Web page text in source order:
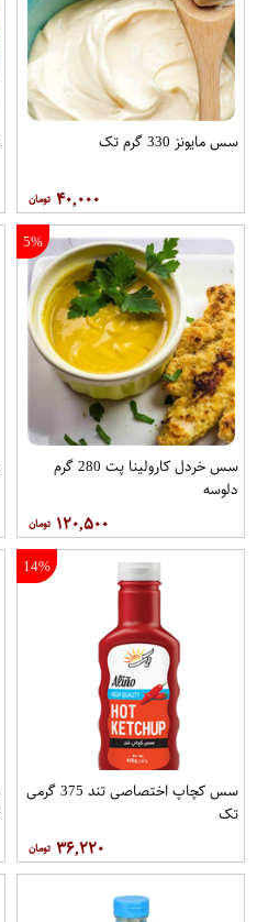
سس مایونز 330 گرم تک
۴۰,۰۰۰
5%
سس خردل کارولینا پت 280 گرم
دلوسه
۱۲۰,۵۰۰
14%
سس کچاپ اختصاصی تند 375 گرمی
تک
۳۶,۲۲۰